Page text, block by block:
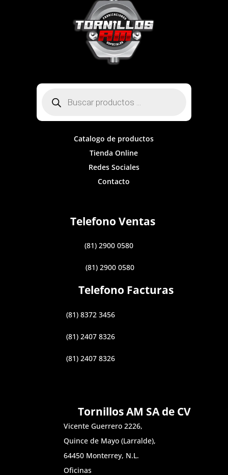
productos
Catalogo de productos
Tienda Online
Redes Sociales
Contacto
Telefono Ventas
(81) 2900 0580
(81) 2900 0580
Telefono Facturas
(81) 8372 3456
(81) 2407 8326
(81) 2407 8326
Tornillos AM SA de CV
Vicente Guerrero 2226,
Quince de Mayo (Larralde),
64450 Monterrey, N.L.
Oficinas